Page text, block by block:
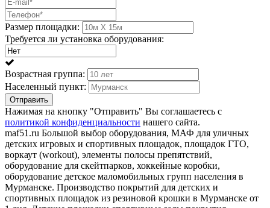
Размер площадки:
Требуется ли установка оборудования:
Возрастная группа:
Населенный пункт:
Отправить
Нажимая на кнопку "Отправить" Вы соглашаетесь с
политикой конфиденциальности нашего сайта.
maf51.ru Большой выбор оборудования, МАФ для уличных
детских игровых и спортивных площадок, площадок ГТО,
воркаут (workout), элементы полосы препятствий,
оборудование для скейтпарков, хоккейные коробки,
оборудование детское маломобильных групп населения в
Мурманске. Производство покрытий для детских и
спортивных площадок из резиновой крошки в Мурманске от